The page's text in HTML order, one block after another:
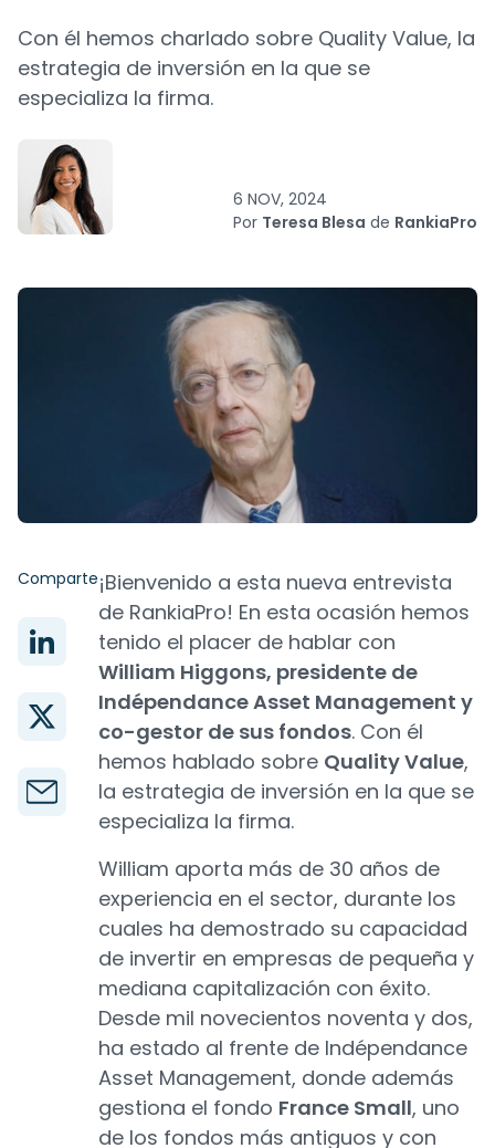
Con él hemos charlado sobre Quality Value, la
estrategia de inversión en la que se
especializa la firma.
6 NOV, 2024
Por Teresa Blesa de RankiaPro
Comparte¡Bienvenido a esta nueva entrevista
de RankiaPro! En esta ocasión hemos
tenido el placer de hablar con
William Higgons, presidente de
Indépendance Asset Management y
co-gestor de sus fondos. Con él
hemos hablado sobre Quality Value,
la estrategia de inversión en la que se
especializa la firma.
William aporta más de 30 años de
experiencia en el sector, durante los
cuales ha demostrado su capacidad
de invertir en empresas de pequeña y
mediana capitalización con éxito.
Desde mil novecientos noventa y dos,
ha estado al frente de Indépendance
Asset Management, donde además
gestiona el fondo France Small, uno
de los fondos más antiguos y con